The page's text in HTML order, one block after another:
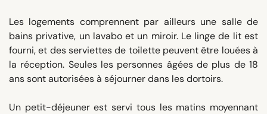
Les logements comprennent par ailleurs une salle de
bains privative, un lavabo et un miroir. Le linge de lit est
fourni, et des serviettes de toilette peuvent être louées à
la réception. Seules les personnes âgées de plus de 18
ans sont autorisées à séjourner dans les dortoirs.
Un petit-déjeuner est servi tous les matins moyennant